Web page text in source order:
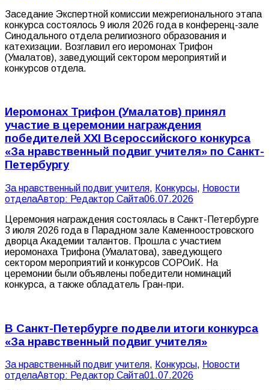
Заседание Экспертной комиссии межрегионального этапа
конкурса состоялось 9 июля 2026 года в конференц-зале
Синодального отдела религиозного образования и
катехизации. Возглавил его иеромонах Трифон
(Умалатов), заведующий сектором мероприятий и
конкурсов отдела.
Иеромонах Трифон (Умалатов) принял
участие в церемонии награждения
победителей XXI Всероссийского конкурса
«За нравственный подвиг учителя» по Санкт-
Петербургу
За нравственный подвиг учителя, Конкурсы, Новости
отделаАвтор: Редактор Сайта06.07.2026
Церемония награждения состоялась в Санкт-Петербурге
3 июля 2026 года в Парадном зале Каменноостровского
дворца Академии талантов. Прошла с участием
иеромонаха Трифона (Умалатова), заведующего
сектором мероприятий и конкурсов СОРОиК. На
церемонии были объявлены победители номинаций
конкурса, а также обладатель Гран-при.
В Санкт-Петербурге подвели итоги конкурса
«За нравственный подвиг учителя»
За нравственный подвиг учителя, Конкурсы, Новости
отделаАвтор: Редактор Сайта01.07.2026